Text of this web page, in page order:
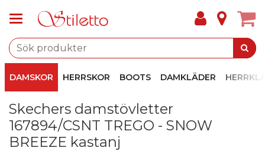
DAMSKOR HERRSKOR BOOTS DAMKLÄDER
Skechers damstövletter
167894/CSNT TREGO - SNOW
BREEZE kastanj